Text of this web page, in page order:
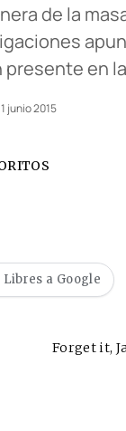
de la
en
junio 2015
a Google
Forget it,